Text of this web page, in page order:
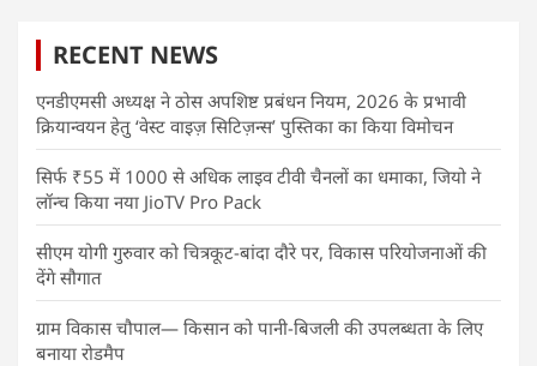
RECENT NEWS
एनडीएमसी अध्यक्ष ने ठोस अपशिष्ट प्रबंधन नियम, 2026 के प्रभावी
क्रियान्वयन हेतु ‘वेस्ट वाइज़ सिटिज़न्स’ पुस्तिका का किया विमोचन
सिर्फ ₹55 में 1000 से अधिक लाइव टीवी चैनलों का धमाका, जियो ने
लॉन्च किया नया JioTV Pro Pack
सीएम योगी गुरुवार को चित्रकूट-बांदा दौरे पर, विकास परियोजनाओं की
देंगे सौगात
ग्राम विकास चौपाल— किसान को पानी-बिजली की उपलब्धता के लिए
बनाया रोडमैप